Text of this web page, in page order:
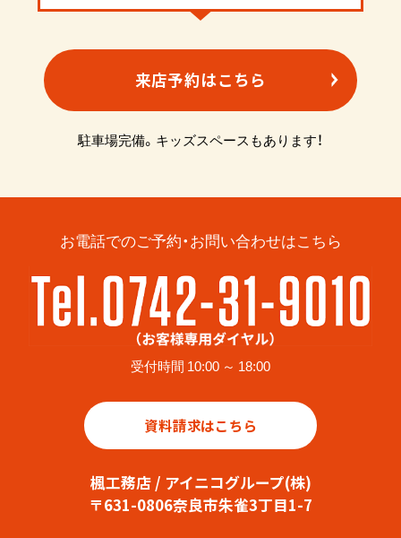
来店予約はこちら
駐車場完備。キッズスペースもあります！
お電話でのご予約・お問い合わせはこちら
受付時間 10:00 ～ 18:00
資料請求はこちら
楓工務店 / アイニコグループ(株)
〒631-0806奈良市朱雀3丁目1-7